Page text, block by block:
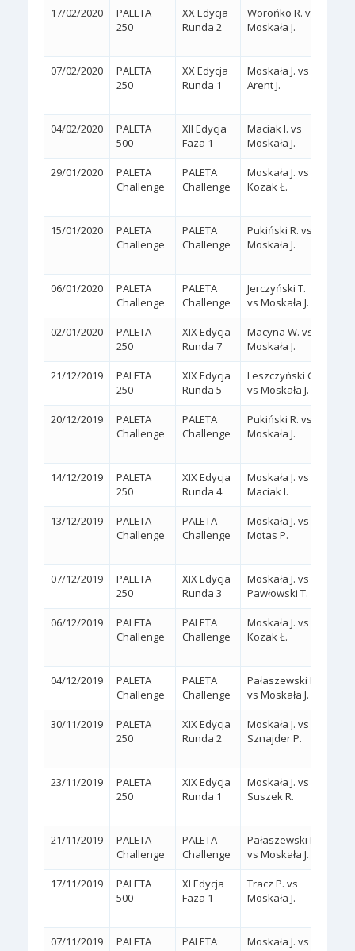
17/02/2020
PALETA
250
XX Edycja
Runda 2
Worońko R. vs
Moskała J.
07/02/2020
PALETA
250
XX Edycja
Runda 1
Moskała J. vs
Arent J.
04/02/2020
PALETA
500
XII Edycja
Faza 1
Maciak I. vs
Moskała J.
29/01/2020
PALETA
Challenge
PALETA
Challenge
Moskała J. vs
Kozak Ł.
15/01/2020
PALETA
Challenge
PALETA
Challenge
Pukiński R. vs
Moskała J.
06/01/2020
PALETA
Challenge
PALETA
Challenge
Jerczyński T.
vs Moskała J.
02/01/2020
PALETA
250
XIX Edycja
Runda 7
Macyna W. vs
Moskała J.
21/12/2019
PALETA
250
XIX Edycja
Runda 5
Leszczyński G.
vs Moskała J.
20/12/2019
PALETA
Challenge
PALETA
Challenge
Pukiński R. vs
Moskała J.
14/12/2019
PALETA
250
XIX Edycja
Runda 4
Moskała J. vs
Maciak I.
13/12/2019
PALETA
Challenge
PALETA
Challenge
Moskała J. vs
Motas P.
07/12/2019
PALETA
250
XIX Edycja
Runda 3
Moskała J. vs
Pawłowski T.
06/12/2019
PALETA
Challenge
PALETA
Challenge
Moskała J. vs
Kozak Ł.
04/12/2019
PALETA
Challenge
PALETA
Challenge
Pałaszewski P.
vs Moskała J.
30/11/2019
PALETA
250
XIX Edycja
Runda 2
Moskała J. vs
Sznajder P.
23/11/2019
PALETA
250
XIX Edycja
Runda 1
Moskała J. vs
Suszek R.
21/11/2019
PALETA
Challenge
PALETA
Challenge
Pałaszewski P.
vs Moskała J.
17/11/2019
PALETA
500
XI Edycja
Faza 1
Tracz P. vs
Moskała J.
07/11/2019
PALETA
PALETA
Moskała J. vs